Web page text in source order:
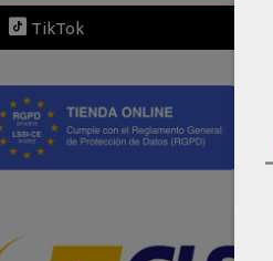
TikTok